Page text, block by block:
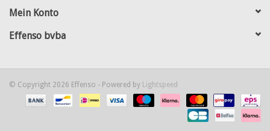
Mein Konto
Effenso bvba
© Copyright 2026 Effenso - Powered by Lightspeed